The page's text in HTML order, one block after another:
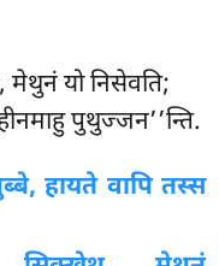
मेथुनं यो निसेवति;
पुथुज्जन’’न्ति.
हायते वापि तस्स